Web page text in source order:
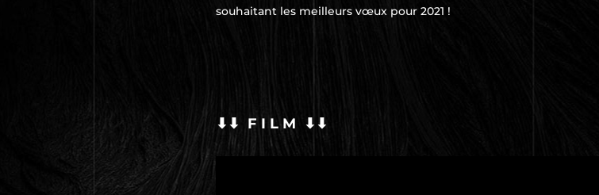
souhaitant les meilleurs vœux pour 2021 !
⬇⬇ F I L M ⬇⬇